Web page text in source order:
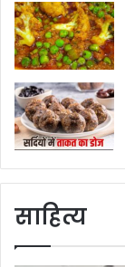
साहित्य